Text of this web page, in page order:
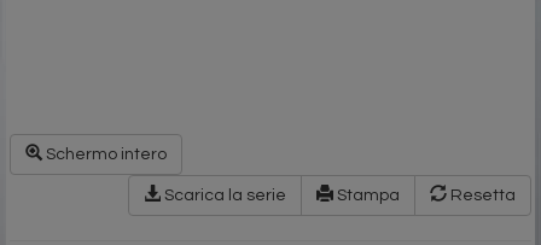
Schermo intero
Scarica la serie Stampa Resetta